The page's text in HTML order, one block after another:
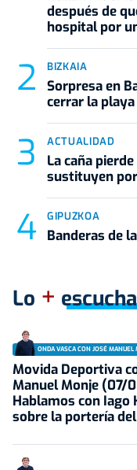
después de
hospital por
BIZKAIA
Sorpresa en
cerrar la
ACTUALIDAD
La caña
sustituyen
GIPUZKOA
Banderas de
Lo +
ONDA VASCA CON JOSÉ MANUEL
Movida Deportiva
Manuel Monje (07/
Hablamos con Iago
sobre la portería